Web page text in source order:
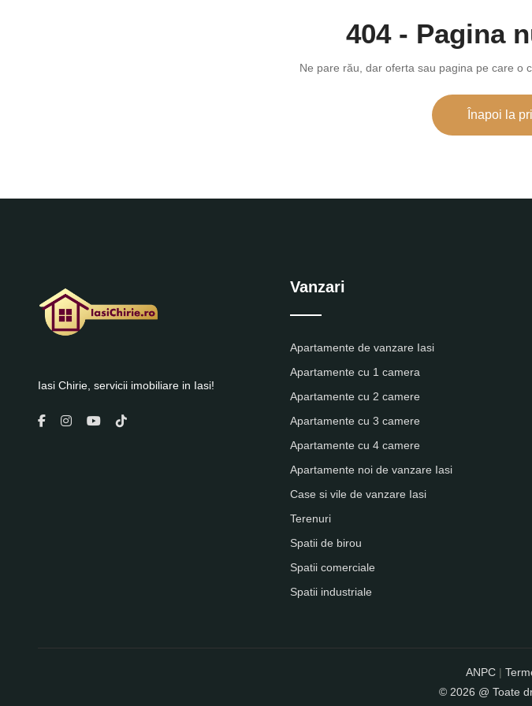
404 - Pagina
Ne pare rău, dar oferta sau pagina pe care o
Înapoi la
Iasi Chirie, servicii imobiliare in Iasi!
Vanzari
Apartamente de vanzare Iasi
Apartamente cu 1 camera
Apartamente cu 2 camere
Apartamente cu 3 camere
Apartamente cu 4 camere
Apartamente noi de vanzare Iasi
Case si vile de vanzare Iasi
Terenuri
Spatii de birou
Spatii comerciale
Spatii industriale
ANPC|
© 2026 @ Toate